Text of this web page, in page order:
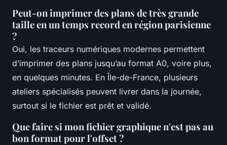
Peut-on imprimer des plans de très grande
taille en un temps record en région parisienne
?
Oui, les traceurs numériques modernes permettent
d’imprimer des plans jusqu’au format A0, voire plus,
en quelques minutes. En Île-de-France, plusieurs
ateliers spécialisés peuvent livrer dans la journée,
surtout si le fichier est prêt et validé.
Que faire si mon fichier graphique n'est pas au
bon format pour l'offset ?